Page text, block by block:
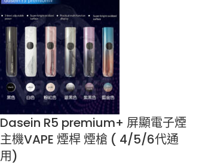
Dasein R5 premium+ 屏顯電子煙
主機VAPE 煙桿 煙槍 ( 4/5/6代通
用)